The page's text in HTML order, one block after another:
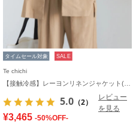
タイムセール対象 SALE
Te chichi
5.0 （2）
レビュー
を見る
¥3,465 -50%OFF-